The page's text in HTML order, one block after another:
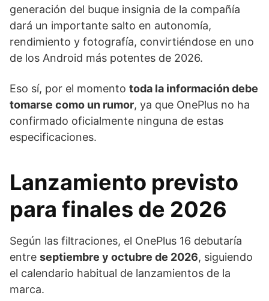
generación del buque insignia de la compañía
dará un importante salto en autonomía,
rendimiento y fotografía, convirtiéndose en uno
de los Android más potentes de 2026.
Eso sí, por el momento toda la información debe
tomarse como un rumor, ya que OnePlus no ha
confirmado oficialmente ninguna de estas
especificaciones.
Lanzamiento previsto
para finales de 2026
Según las filtraciones, el OnePlus 16 debutaría
entre septiembre y octubre de 2026, siguiendo
el calendario habitual de lanzamientos de la
marca.